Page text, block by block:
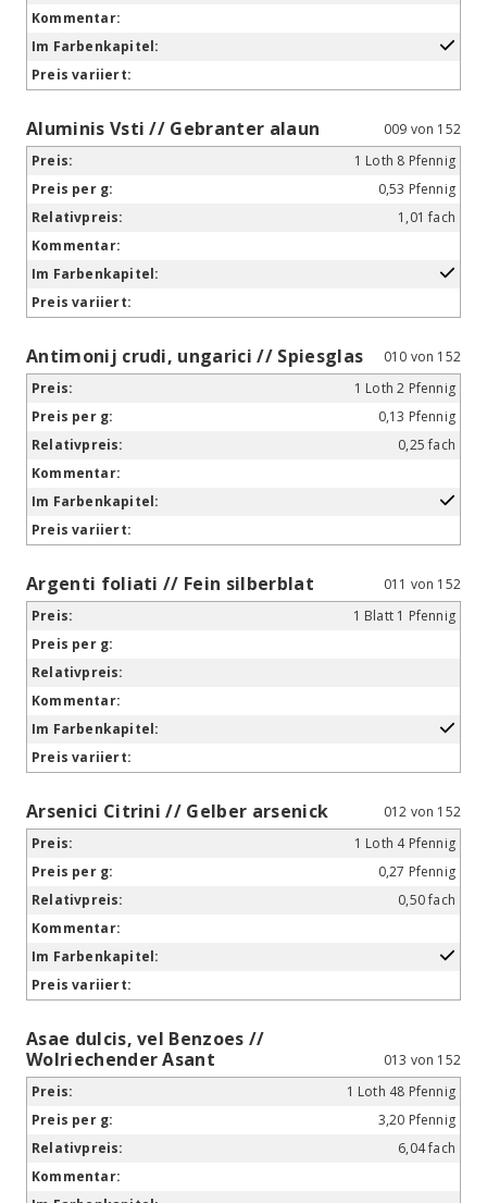
Aluminis Vsti // Gebranter alaun
009 von 152
1 Loth 8 Pfennig
0,53 Pfennig
1,01 fach
Antimonij crudi, ungarici // Spiesglas
010 von 152
1 Loth 2 Pfennig
0,13 Pfennig
0,25 fach
Argenti foliati // Fein silberblat
011 von 152
1 Blatt 1 Pfennig
Arsenici Citrini // Gelber arsenick
012 von 152
1 Loth 4 Pfennig
0,27 Pfennig
0,50 fach
Asae dulcis, vel Benzoes //
Wolriechender Asant
013 von 152
1 Loth 48 Pfennig
3,20 Pfennig
6,04 fach